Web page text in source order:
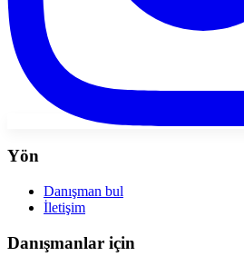
Yön
Danışman bul
İletişim
Danışmanlar için